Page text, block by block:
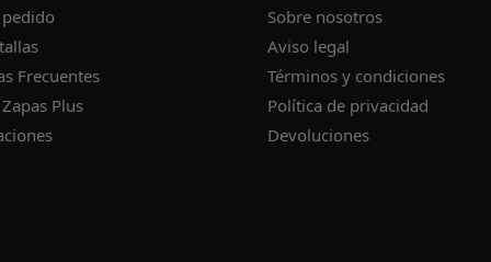
Frecuentes
Plus
Sobre nosotros
Aviso legal
Términos y condiciones
Política de privacidad
Devoluciones